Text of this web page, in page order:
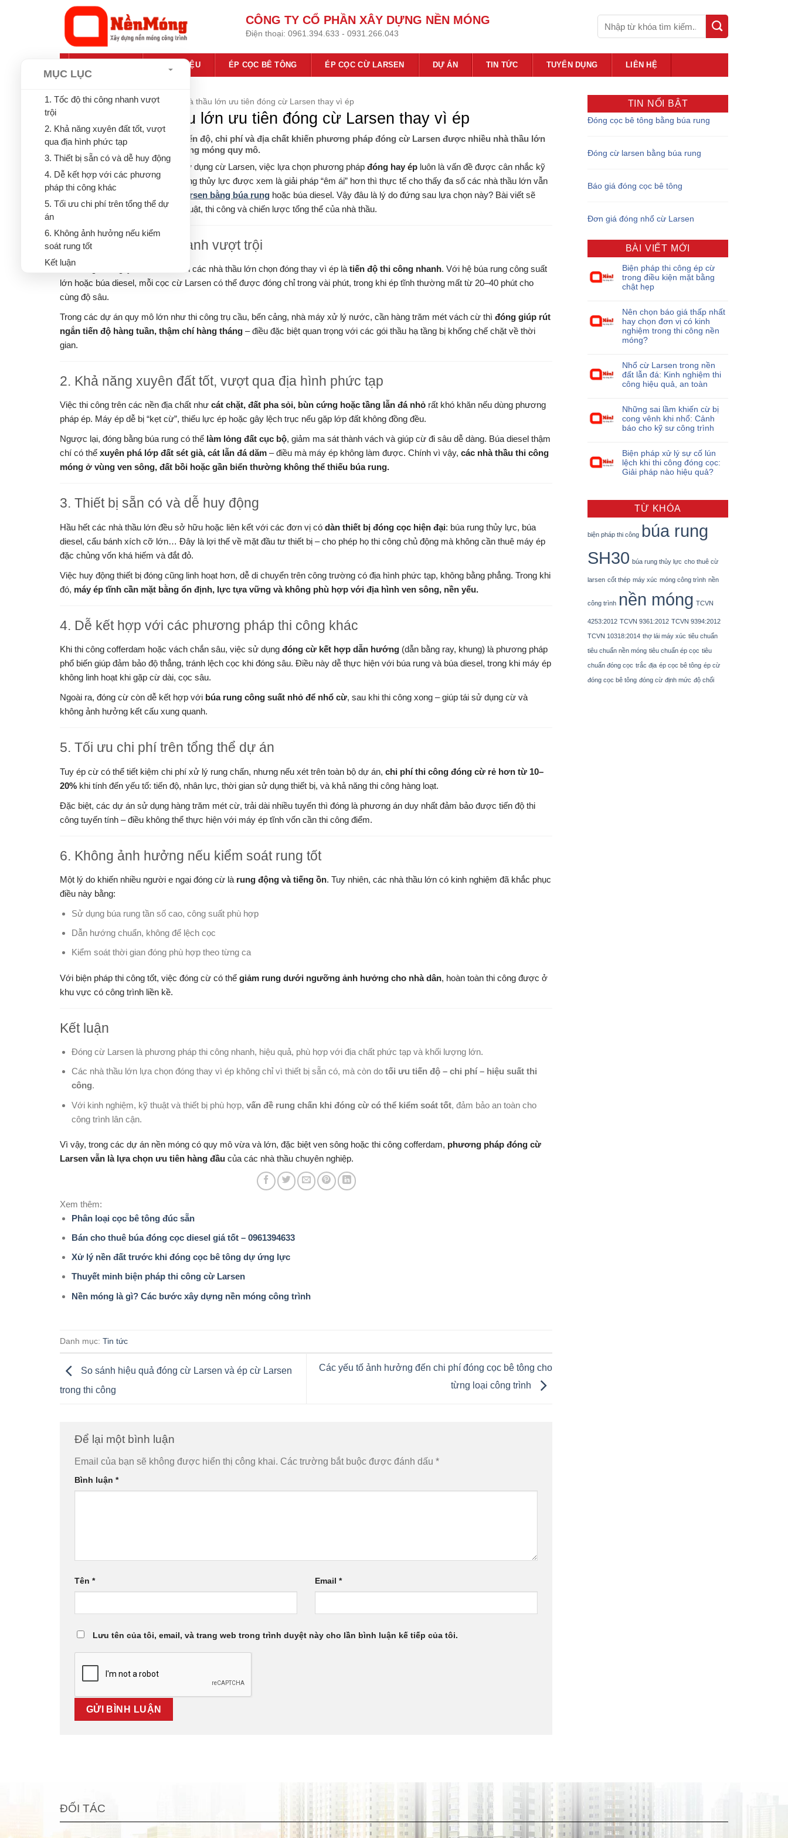
CÔNG TY CỔ PHẦN XÂY DỰNG NỀN MÓNG
Điện thoại: 0961.394.633 - 0931.266.043
GIỚI THIỆU ÉP CỌC BÊ TÔNG ÉP CỌC CỪ LARSEN DỰ ÁN TIN TỨC TUYỂN DỤNG LIÊN HỆ
Trang chủ»Tin tức»Lý do các nhà thầu lớn ưu tiên đóng cừ Larsen thay vì ép
Lý do các nhà thầu lớn ưu tiên đóng cừ Larsen thay vì ép
MỤC LỤC
1. Tốc độ thi công nhanh vượt
trội
2. Khả năng xuyên đất tốt, vượt
qua địa hình phức tạp
3. Thiết bị sẵn có và dễ huy động
4. Dễ kết hợp với các phương
pháp thi công khác
5. Tối ưu chi phí trên tổng thể dự
án
6. Không ảnh hưởng nếu kiểm
soát rung tốt
Kết luận
Phân tích các yếu tố kỹ thuật, tiến độ, chi phí và địa chất khiến phương pháp đóng cừ Larsen được nhiều nhà thầu lớn
lựa chọn trong các dự án thi công móng quy mô.
Trong các công trình nền móng sử dụng cừ Larsen, việc lựa chọn phương pháp đóng hay ép luôn là vấn đề được cân nhắc kỹ
lưỡng. Trong khi ép cừ Larsen bằng thủy lực được xem là giải pháp “êm ái” hơn thì thực tế cho thấy đa số các nhà thầu lớn vẫn
ưu tiên phương pháp
đóng cừ Larsen bằng búa rung hoặc búa diesel. Vậy đâu là lý do đứng sau lựa chọn này? Bài viết sẽ
phân tích chi tiết từ góc nhìn kỹ thuật, thi công và chiến lược tổng thể của nhà thầu.
1. Tốc độ thi công nhanh vượt trội
Một trong những lý do chính khiến các nhà thầu lớn chọn đóng thay vì ép là tiến độ thi công nhanh. Với hệ búa rung công suất
lớn hoặc búa diesel, mỗi cọc cừ Larsen có thể được đóng chỉ trong vài phút, trong khi ép tĩnh thường mất từ 20–40 phút cho
cùng độ sâu.
Trong các dự án quy mô lớn như thi công trụ cầu, bến cảng, nhà máy xử lý nước, cần hàng trăm mét vách cừ thì đóng giúp rút
ngắn tiến độ hàng tuần, thậm chí hàng tháng – điều đặc biệt quan trọng với các gói thầu hạ tầng bị khống chế chặt về thời
gian.
2. Khả năng xuyên đất tốt, vượt qua địa hình phức tạp
Việc thi công trên các nền địa chất như cát chặt, đất pha sỏi, bùn cứng hoặc tầng lẫn đá nhỏ rất khó khăn nếu dùng phương
pháp ép. Máy ép dễ bị “kẹt cừ”, thiếu lực ép hoặc gây lệch trục nếu gặp lớp đất không đồng đều.
Ngược lại, đóng bằng búa rung có thể làm lỏng đất cục bộ, giảm ma sát thành vách và giúp cừ đi sâu dễ dàng. Búa diesel thậm
chí có thể xuyên phá lớp đất sét già, cát lẫn đá dăm – điều mà máy ép không làm được. Chính vì vậy, các nhà thầu thi công
móng ở vùng ven sông, đất bồi hoặc gần biển thường không thể thiếu búa rung.
3. Thiết bị sẵn có và dễ huy động
Hầu hết các nhà thầu lớn đều sở hữu hoặc liên kết với các đơn vị có dàn thiết bị đóng cọc hiện đại: búa rung thủy lực, búa
diesel, cẩu bánh xích cỡ lớn… Đây là lợi thế về mặt đầu tư thiết bị – cho phép họ thi công chủ động mà không cần thuê máy ép
đặc chủng vốn khá hiếm và đắt đỏ.
Việc huy động thiết bị đóng cũng linh hoạt hơn, dễ di chuyển trên công trường có địa hình phức tạp, không bằng phẳng. Trong khi
đó, máy ép tĩnh cần mặt bằng ổn định, lực tựa vững và không phù hợp với địa hình ven sông, nền yếu.
4. Dễ kết hợp với các phương pháp thi công khác
Khi thi công cofferdam hoặc vách chắn sâu, việc sử dụng đóng cừ kết hợp dẫn hướng (dẫn bằng ray, khung) là phương pháp
phổ biến giúp đảm bảo độ thẳng, tránh lệch cọc khi đóng sâu. Điều này dễ thực hiện với búa rung và búa diesel, trong khi máy ép
không linh hoạt khi gặp cừ dài, cọc sâu.
Ngoài ra, đóng cừ còn dễ kết hợp với búa rung công suất nhỏ để nhổ cừ, sau khi thi công xong – giúp tái sử dụng cừ và
không ảnh hưởng kết cấu xung quanh.
5. Tối ưu chi phí trên tổng thể dự án
Tuy ép cừ có thể tiết kiệm chi phí xử lý rung chấn, nhưng nếu xét trên toàn bộ dự án, chi phí thi công đóng cừ rẻ hơn từ 10–
20% khi tính đến yếu tố: tiến độ, nhân lực, thời gian sử dụng thiết bị, và khả năng thi công hàng loạt.
Đặc biệt, các dự án sử dụng hàng trăm mét cừ, trải dài nhiều tuyến thì đóng là phương án duy nhất đảm bảo được tiến độ thi
công tuyến tính – điều không thể thực hiện với máy ép tĩnh vốn cần thi công điểm.
6. Không ảnh hưởng nếu kiểm soát rung tốt
Một lý do khiến nhiều người e ngại đóng cừ là rung động và tiếng ồn. Tuy nhiên, các nhà thầu lớn có kinh nghiệm đã khắc phục
điều này bằng:
Sử dụng búa rung tần số cao, công suất phù hợp
Dẫn hướng chuẩn, không để lệch cọc
Kiểm soát thời gian đóng phù hợp theo từng ca
Với biện pháp thi công tốt, việc đóng cừ có thể giảm rung dưới ngưỡng ảnh hưởng cho nhà dân, hoàn toàn thi công được ở
khu vực có công trình liền kề.
Kết luận
Đóng cừ Larsen là phương pháp thi công nhanh, hiệu quả, phù hợp với địa chất phức tạp và khối lượng lớn.
Các nhà thầu lớn lựa chọn đóng thay vì ép không chỉ vì thiết bị sẵn có, mà còn do tối ưu tiến độ – chi phí – hiệu suất thi
công.
Với kinh nghiệm, kỹ thuật và thiết bị phù hợp, vấn đề rung chấn khi đóng cừ có thể kiểm soát tốt, đảm bảo an toàn cho
công trình lân cận.
Vì vậy, trong các dự án nền móng có quy mô vừa và lớn, đặc biệt ven sông hoặc thi công cofferdam, phương pháp đóng cừ
Larsen vẫn là lựa chọn ưu tiên hàng đầu của các nhà thầu chuyên nghiệp.
Xem thêm:
Phân loại cọc bê tông đúc sẵn
Bán cho thuê búa đóng cọc diesel giá tốt – 0961394633
Xử lý nền đất trước khi đóng cọc bê tông dự ứng lực
Thuyết minh biện pháp thi công cừ Larsen
Nền móng là gì? Các bước xây dựng nền móng công trình
Danh mục: Tin tức
So sánh hiệu quả đóng cừ Larsen và ép cừ Larsen
trong thi công
Các yếu tố ảnh hưởng đến chi phí đóng cọc bê tông cho
từng loại công trình
Để lại một bình luận
Email của bạn sẽ không được hiển thị công khai. Các trường bắt buộc được đánh dấu *
Bình luận *
Tên * Email *
Lưu tên của tôi, email, và trang web trong trình duyệt này cho lần bình luận kế tiếp của tôi.
TIN NỔI BẬT
Đóng cọc bê tông bằng búa rung
Đóng cừ larsen bằng búa rung
Báo giá đóng cọc bê tông
Đơn giá đóng nhổ cừ Larsen
BÀI VIẾT MỚI
Biện pháp thi công ép cừ
trong điều kiện mặt bằng
chật hẹp
Nên chọn báo giá thấp nhất
hay chọn đơn vị có kinh
nghiệm trong thi công nền
móng?
Nhổ cừ Larsen trong nền
đất lẫn đá: Kinh nghiệm thi
công hiệu quả, an toàn
Những sai lầm khiến cừ bị
cong vênh khi nhổ: Cảnh
báo cho kỹ sư công trình
Biện pháp xử lý sự cố lún
lệch khi thi công đóng cọc:
Giải pháp nào hiệu quả?
TỪ KHÓA
biện pháp thi công búa rung
SH30 búa rung thủy lực cho thuê cừ
larsen cốt thép máy xúc móng công trình nền
công trình nền móng TCVN
4253:2012 TCVN 9361:2012 TCVN 9394:2012
TCVN 10318:2014 thợ lái máy xúc tiêu chuẩn
tiêu chuẩn nền móng tiêu chuẩn ép cọc tiêu
chuẩn đóng cọc trắc địa ép cọc bê tông ép cừ
đóng cọc bê tông đóng cừ định mức độ chối
ĐỐI TÁC